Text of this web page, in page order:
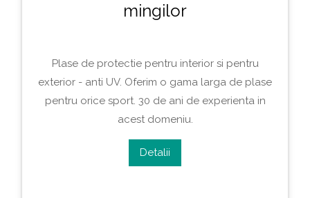
mingilor
Plase de protectie pentru interior si pentru
exterior - anti UV. Oferim o gama larga de plase
pentru orice sport. 30 de ani de experienta in
acest domeniu.
Detalii